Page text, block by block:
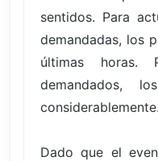
sentidos. Para
demandadas, los
últimas horas.
demandados,
considerablemente.
Dado que el